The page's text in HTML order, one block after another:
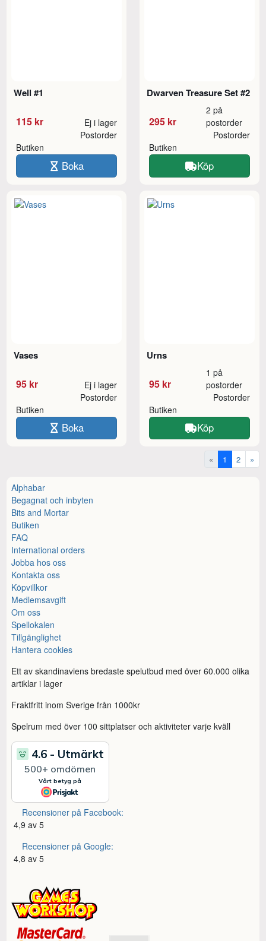
Well #1
115 kr Ej i lager
Butiken
Postorder
Boka
Dwarven Treasure Set #2
295 kr
2 på
postorder
Butiken
Postorder
Köp
Vases
95 kr Ej i lager
Butiken
Postorder
Boka
Urns
95 kr
1 på
postorder
Butiken
Postorder
Köp
« 1 2 »
Alphabar
Begagnat och inbyten
Bits and Mortar
Butiken
FAQ
International orders
Jobba hos oss
Kontakta oss
Köpvillkor
Medlemsavgift
Om oss
Spellokalen
Tillgänglighet
Hantera cookies
Ett av skandinaviens bredaste spelutbud med över 60.000 olika
artiklar i lager
Fraktfritt inom Sverige från 1000kr
Spelrum med över 100 sittplatser och aktiviteter varje kväll
Recensioner på Facebook:
4,9 av 5
Recensioner på Google:
4,8 av 5